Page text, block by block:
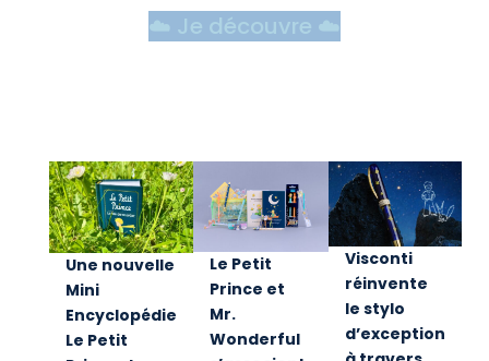
☁️ Je découvre ☁️
Une nouvelle
Mini
Encyclopédie
Le Petit
Le Petit
Prince et
Mr.
Wonderful
Visconti
réinvente
le stylo
d’exception